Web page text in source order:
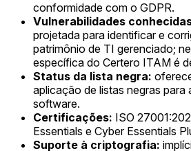
conformidade com o GDPR.
Vulnerabilidades
projetada para identificar e
patrimônio de TI gerenciado;
específica do Certero ITAM é
Status da lista negra:
aplicação de listas negras para
software.
Certificações: ISO
Essentials e Cyber Essentials
Suporte à criptografia: